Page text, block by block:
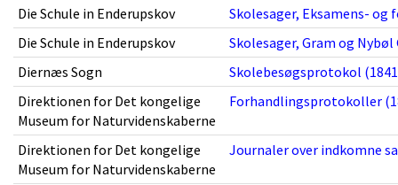
Die Schule in Enderupskov
Skolesager, Eksamens- og
Die Schule in Enderupskov
Skolesager, Gram og Nybøl
Diernæs Sogn
Skolebesøgsprotokol
Direktionen for Det kongelige
Museum for Naturvidenskaberne
Forhandlingsprotokoller
Direktionen for Det kongelige
Museum for Naturvidenskaberne
Journaler over indkomne